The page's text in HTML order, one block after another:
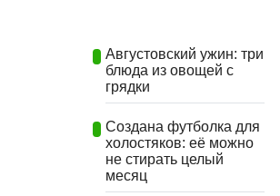
Августовский ужин: три
блюда из овощей с
грядки
Создана футболка для
холостяков: её можно
не стирать целый
месяц